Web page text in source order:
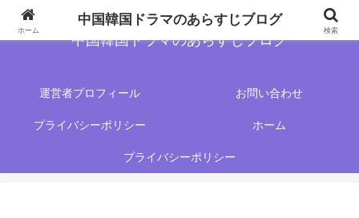
中国韓国ドラマのあらすじブログ
運営者プロフィール お問い合わせ
プライバシーポリシー ホーム
プライバシーポリシー
ホーム
中国韓国ドラマのあらすじブログ
検索